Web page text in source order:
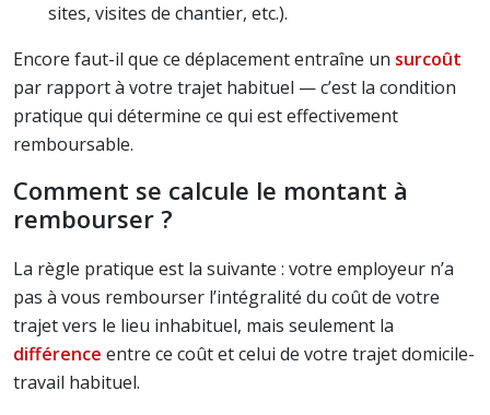
sites, visites de chantier, etc.).
Encore faut-il que ce déplacement entraîne un surcoût
par rapport à votre trajet habituel — c’est la condition
pratique qui détermine ce qui est effectivement
remboursable.
Comment se calcule le montant à
rembourser ?
La règle pratique est la suivante : votre employeur n’a
pas à vous rembourser l’intégralité du coût de votre
trajet vers le lieu inhabituel, mais seulement la
différence entre ce coût et celui de votre trajet domicile-
travail habituel.